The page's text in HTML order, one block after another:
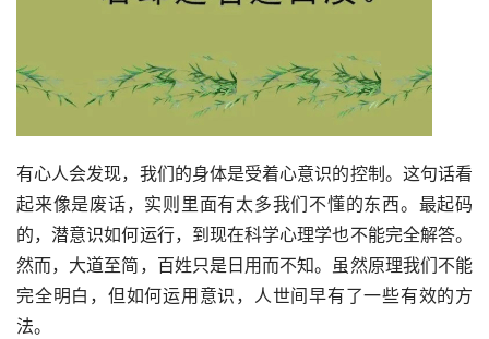
有心人会发现，我们的身体是受着心意识的控制。这句话看
起来像是废话，实则里面有太多我们不懂的东西。最起码
的，潜意识如何运行，到现在科学心理学也不能完全解答。
然而，大道至简，百姓只是日用而不知。虽然原理我们不能
完全明白，但如何运用意识，人世间早有了一些有效的方
法。